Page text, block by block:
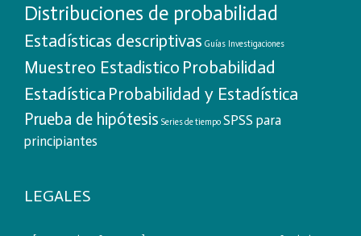
Distribuciones de probabilidad
Estadísticas descriptivas Guías Investigaciones
Muestreo Estadistico Probabilidad
Estadística Probabilidad y Estadística
Prueba de hipótesis Series de tiempo SPSS para
principiantes
LEGALES